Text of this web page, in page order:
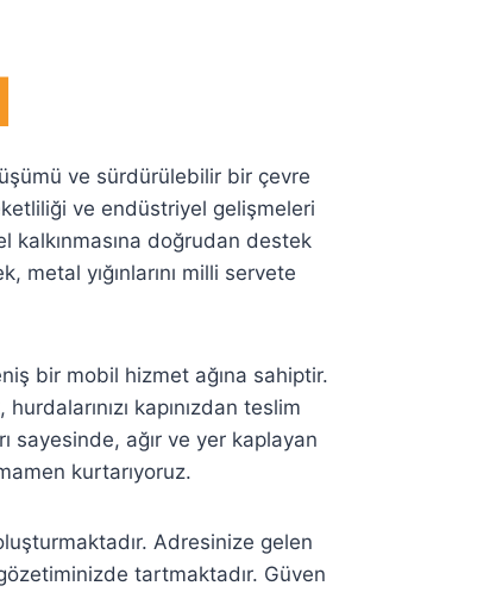
ve sürdürülebilir bir çevre
ve endüstriyel gelişmeleri
kalkınmasına doğrudan destek
metal yığınlarını milli servete
bir mobil hizmet ağına sahiptir.
kapınızdan teslim
sayesinde, ağır ve yer kaplayan
kurtarıyoruz.
Adresinize gelen
tartmaktadır. Güven